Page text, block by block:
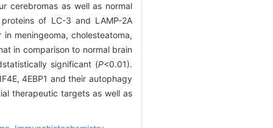
cerebromas as well as normal
of LC-3 and LAMP-2A
meningeoma, cholesteatoma,
in comparison to normal brain
significant (P<0.01).
4EBP1 and their autophagy
therapeutic targets as well as